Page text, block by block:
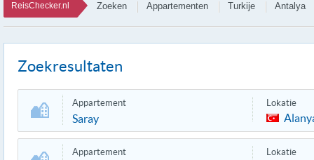
ReisChecker.nl Zoeken Appartementen Turkije Antalya
Zoekresultaten
Appartement
Saray
Lokatie
Appartement Lokatie